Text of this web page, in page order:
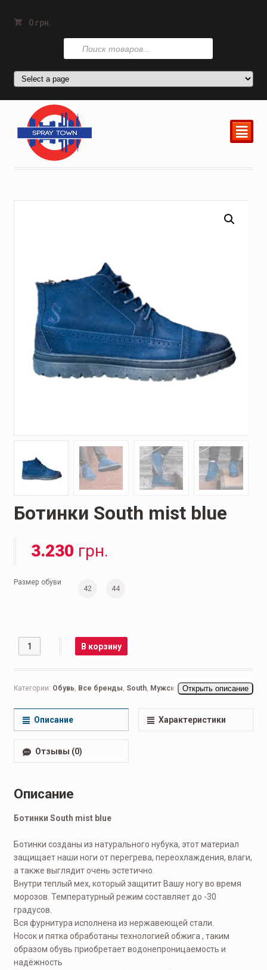
0 грн.
Поиск
товаров
²
Ботинки South mist blue
3.230 грн.
Размер обуви
42 44
Количество В корзину
Категории: Обувь, Все бренды, South, Мужская обувь,Ботинки
Открыть описание
Описание Характеристики
Отзывы (0)
Описание
Ботинки South mist blue
Ботинки созданы из натурального нубука, этот материал
защищает наши ноги от перегрева, переохлаждения, влаги,
а также выглядит очень эстетично.
Внутри теплый мех, который защитит Вашу ногу во время
морозов. Температурный режим составляет до -30
градусов.
Вся фурнитура исполнена из нержавеющей стали.
Носок и пятка обработаны технологией обжига , таким
образом обувь приобретает водонепроницаемость и
надёжность